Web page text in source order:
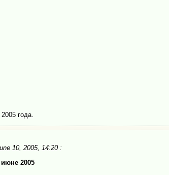
года.
10, 2005, 14:20 :
2005